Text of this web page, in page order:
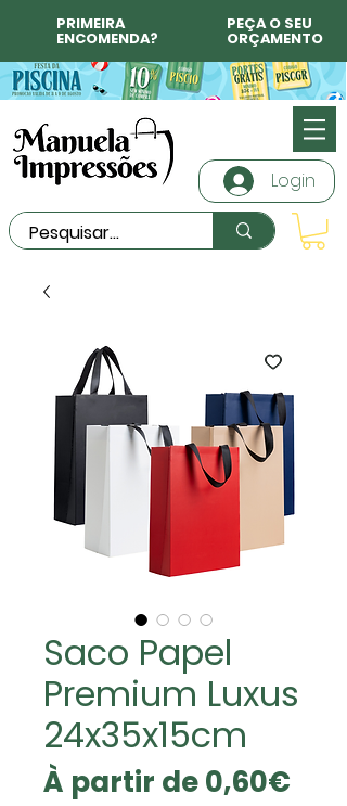
PRIMEIRA
ENCOMENDA?
PEÇA O SEU
ORÇAMENTO
Login
Saco Papel
Premium Luxus
24x35x15cm
À partir de0,60€